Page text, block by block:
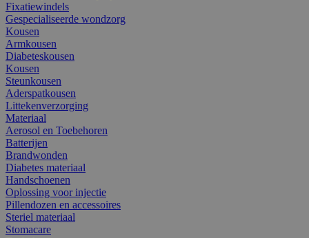
Fixatiewindels
Gespecialiseerde wondzorg
Kousen
Armkousen
Diabeteskousen
Kousen
Steunkousen
Aderspatkousen
Littekenverzorging
Materiaal
Aerosol en Toebehoren
Batterijen
Brandwonden
Diabetes materiaal
Handschoenen
Oplossing voor injectie
Pillendozen en accessoires
Steriel materiaal
Stomacare